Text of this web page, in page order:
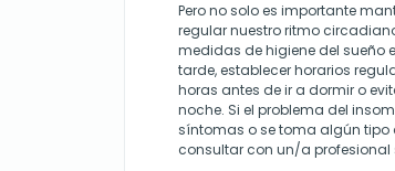
Pero no solo es importante
regular nuestro ritmo
medidas de higiene del sueño
tarde, establecer horarios
horas antes de ir a dormir o
noche. Si el problema del
síntomas o se toma algún
consultar con un/a